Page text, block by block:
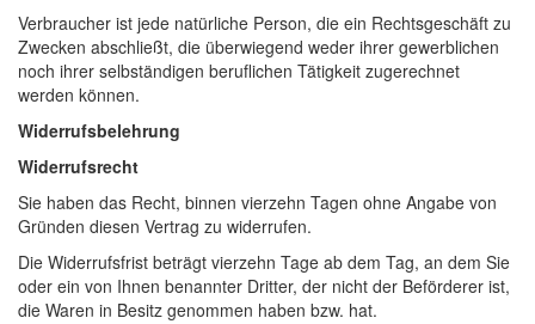
Verbraucher ist jede natürliche Person, die ein Rechtsgeschäft zu
Zwecken abschließt, die überwiegend weder ihrer gewerblichen
noch ihrer selbständigen beruflichen Tätigkeit zugerechnet
werden können.
Widerrufsbelehrung
Widerrufsrecht
Sie haben das Recht, binnen vierzehn Tagen ohne Angabe von
Gründen diesen Vertrag zu widerrufen.
Die Widerrufsfrist beträgt vierzehn Tage ab dem Tag, an dem Sie
oder ein von Ihnen benannter Dritter, der nicht der Beförderer ist,
die Waren in Besitz genommen haben bzw. hat.